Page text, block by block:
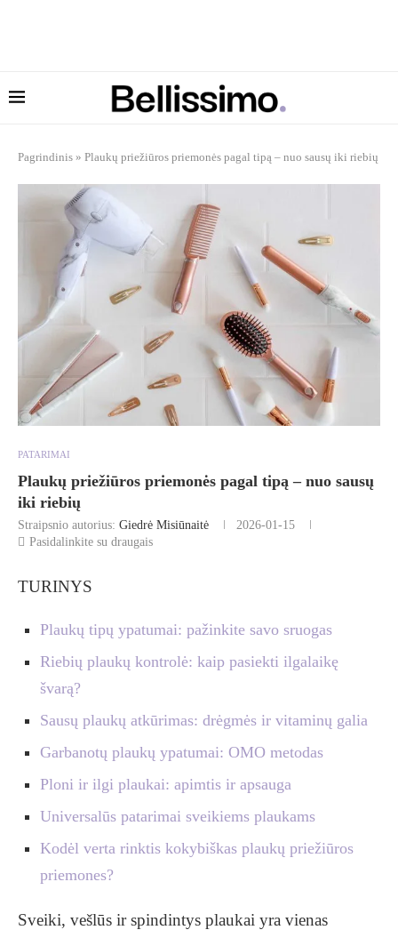
Pagrindinis » Plaukų priežiūros priemonės pagal tipą – nuo sausų iki riebių
PATARIMAI
Plaukų priežiūros priemonės pagal tipą – nuo sausų
iki riebių
Straipsnio autorius: Giedrė Misiūnaitė
2026-01-15
Pasidalinkite su draugais
TURINYS
Plaukų tipų ypatumai: pažinkite savo sruogas
Riebių plaukų kontrolė: kaip pasiekti ilgalaikę
švarą?
Sausų plaukų atkūrimas: drėgmės ir vitaminų galia
Garbanotų plaukų ypatumai: OMO metodas
Ploni ir ilgi plaukai: apimtis ir apsauga
Universalūs patarimai sveikiems plaukams
Kodėl verta rinktis kokybiškas plaukų priežiūros
priemones?
Sveiki, vešlūs ir spindintys plaukai yra vienas